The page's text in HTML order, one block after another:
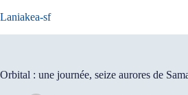
au
Laniakea-sf
Orbital : une journée, seize aurores de